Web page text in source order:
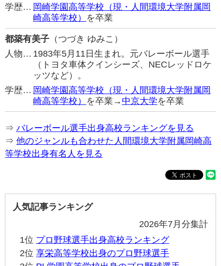
学歴… 岡崎学園高等学校（現・人間環境大学附属岡
崎高等学校） を卒業
都築有美子 （つづき ゆみこ）
人物… 1983年5月11日生まれ。元バレーボール選手
（トヨタ車体クインシーズ、NECレッドロケ
ッツなど）。
学歴… 岡崎学園高等学校（現・人間環境大学附属岡
崎高等学校） を卒業→ 中京大学を卒業
⇒ バレーボール選手出身高校ランキングを見る
⇒ 他のジャンルも合わせた人間環境大学附属岡崎高
等学校出身有名人を見る
人気記事ランキング
2026年7月分集計
1位 プロ野球選手出身高校ランキング
2位 享栄高等学校出身のプロ野球選手